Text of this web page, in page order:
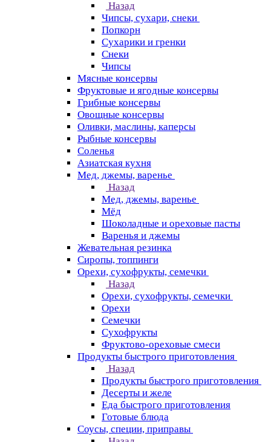
Назад
Чипсы, сухари, снеки
Попкорн
Сухарики и гренки
Снеки
Чипсы
Мясные консервы
Фруктовые и ягодные консервы
Грибные консервы
Овощные консервы
Оливки, маслины, каперсы
Рыбные консервы
Соленья
Азиатская кухня
Мед, джемы, варенье
Назад
Мед, джемы, варенье
Мёд
Шоколадные и ореховые пасты
Варенья и джемы
Жевательная резинка
Сиропы, топпинги
Орехи, сухофрукты, семечки
Назад
Орехи, сухофрукты, семечки
Орехи
Семечки
Сухофрукты
Фруктово-ореховые смеси
Продукты быстрого приготовления
Назад
Продукты быстрого приготовления
Десерты и желе
Еда быстрого приготовления
Готовые блюда
Соусы, специи, приправы